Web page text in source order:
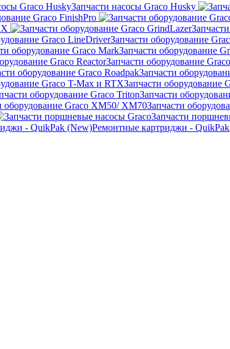
Запчасти насосы Graco Husky
Graco FinishPro
Запчасти оборудование
Запчасти оборудование
Запчасти оборудование
Запчасти
Запчасти оборудование
Запчасти
Запчасти
Запчасти
Ремонтные картриджи -